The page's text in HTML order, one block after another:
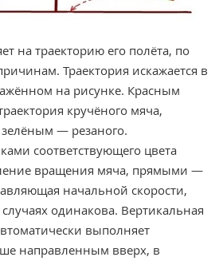
на траекторию его полёта, по
Траектория искажается в
на рисунке. Красным
кручёного мяча,
— резаного.
соответствующего цвета
вращения мяча, прямыми —
начальной скорости,
случаях одинакова. Вертикальная
выполняет
направленным вверх, в